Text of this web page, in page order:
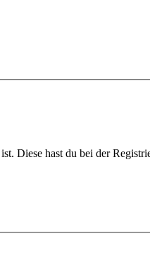
Diese hast du bei der